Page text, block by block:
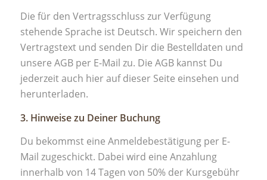
Die für den Vertragsschluss zur Verfügung
stehende Sprache ist Deutsch. Wir speichern den
Vertragstext und senden Dir die Bestelldaten und
unsere AGB per E-Mail zu. Die AGB kannst Du
jederzeit auch hier auf dieser Seite einsehen und
herunterladen.
3. Hinweise zu Deiner Buchung
Du bekommst eine Anmeldebestätigung per E-
Mail zugeschickt. Dabei wird eine Anzahlung
innerhalb von 14 Tagen von 50% der Kursgebühr